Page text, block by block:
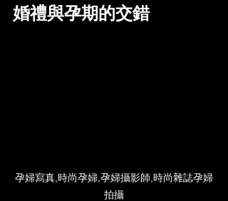
婚禮與孕期的交錯
孕婦寫真,時尚孕婦,孕婦攝影師,時尚雜誌孕婦
拍攝